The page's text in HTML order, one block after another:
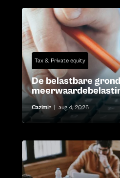
Tax & Private equity
De belastbare
Cazimir aug 4, 2026